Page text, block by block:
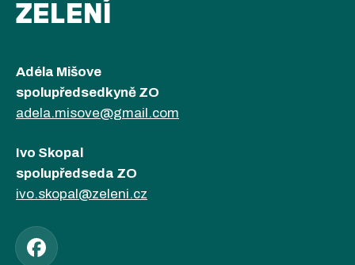
ZELENÍ
Adéla Mišove
spolupředsedkyně ZO
adela.misove@gmail.com
Ivo Skopal
spolupředseda ZO
ivo.skopal@zeleni.cz